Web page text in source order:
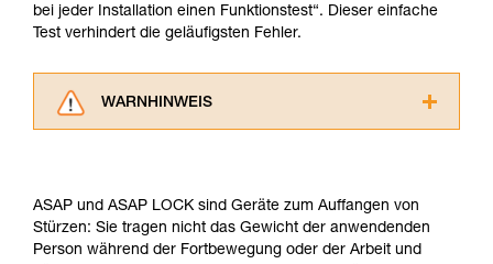
bei jeder Installation einen Funktionstest“. Dieser einfache
Test verhindert die geläufigsten Fehler.
WARNHINWEIS
ziehen. Um diese Zusatzinformationen
verstehen zu können, müssen Sie zuerst die in
der Gebrauchsanweisung enthaltenen
ASAP und ASAP LOCK sind Geräte zum Auffangen von
Stürzen: Sie tragen nicht das Gewicht der anwendenden
Person während der Fortbewegung oder der Arbeit und